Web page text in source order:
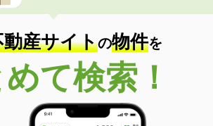
産サイトの物件を
て検索！